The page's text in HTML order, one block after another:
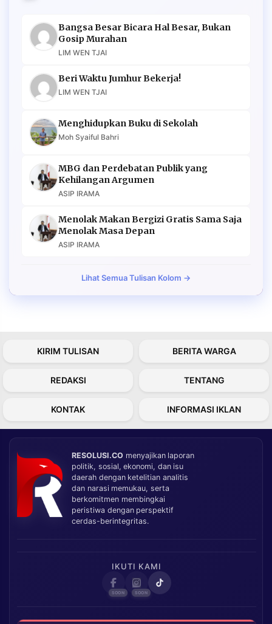
Bangsa Besar Bicara Hal Besar, Bukan
Gosip Murahan
LIM WEN TJAI
Beri Waktu Jumhur Bekerja!
LIM WEN TJAI
Menghidupkan Buku di Sekolah
Moh Syaiful Bahri
MBG dan Perdebatan Publik yang
Kehilangan Argumen
ASIP IRAMA
Menolak Makan Bergizi Gratis Sama Saja
Menolak Masa Depan
ASIP IRAMA
Lihat Semua Tulisan Kolom →
KIRIM TULISAN BERITA WARGA
REDAKSI TENTANG
KONTAK INFORMASI IKLAN
RESOLUSI.CO menyajikan laporan
politik, sosial, ekonomi, dan isu
daerah dengan ketelitian analitis
dan narasi memukau, serta
berkomitmen membingkai
peristiwa dengan perspektif
cerdas-berintegritas.
IKUTI KAMI